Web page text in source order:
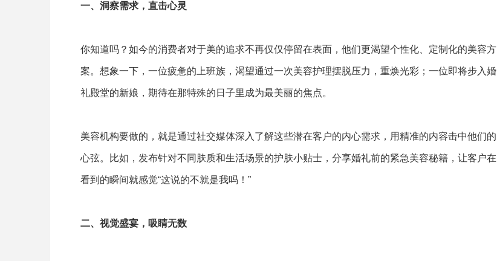
一、洞察需求，直击心灵
你知道吗？如今的消费者对于美的追求不再仅仅停留在表面，他们更渴望个性化、定制化的美容方
案。想象一下，一位疲惫的上班族，渴望通过一次美容护理摆脱压力，重焕光彩；一位即将步入婚
礼殿堂的新娘，期待在那特殊的日子里成为最美丽的焦点。
美容机构要做的，就是通过社交媒体深入了解这些潜在客户的内心需求，用精准的内容击中他们的
心弦。比如，发布针对不同肤质和生活场景的护肤小贴士，分享婚礼前的紧急美容秘籍，让客户在
看到的瞬间就感觉“这说的不就是我吗！”
二、视觉盛宴，吸睛无数